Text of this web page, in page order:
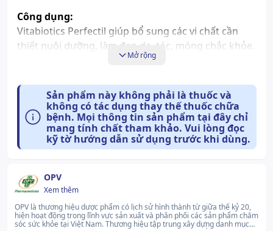
Công dụng:
Vitabiotics Perfectil giúp bổ sung các vi chất cần
thiết nuôi dưỡng, làm đẹp da, tóc, móng chắc khỏe.
Uống 1 viên/ngày, sau ăn.
Tác dụng phụ có thể gặp:
Chưa có thông tin về tác dụng phụ của sản phẩm.
Không sử dụng cho người mẫn cảm với bất cứ
thành phần nào của sản phẩm. Phải hỏi ý kiến
bác sĩ trước khi dùng nếu bạn đang trong tình
trạng phải theo dõi y tế, phụ nữ mang thai, phụ
Mở rộng
Sản phẩm này không phải là thuốc và
không có tác dụng thay thế thuốc chữa
bệnh. Mọi thông tin sản phẩm tại đây chỉ
mang tính chất tham khảo. Vui lòng đọc
kỹ tờ hướng dẫn sử dụng trước khi dùng.
OPV
Xem thêm
OPV là thương hiệu dược phẩm có lịch sử hình thành từ giữa thế kỷ 20,
hiện hoạt động trong lĩnh vực sản xuất và phân phối các sản phẩm chăm
sóc sức khỏe tại Việt Nam. Thương hiệu tập trung xây dựng danh mục